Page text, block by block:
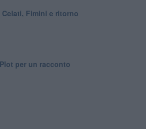
Celati, Fimini e ritorno
per un racconto